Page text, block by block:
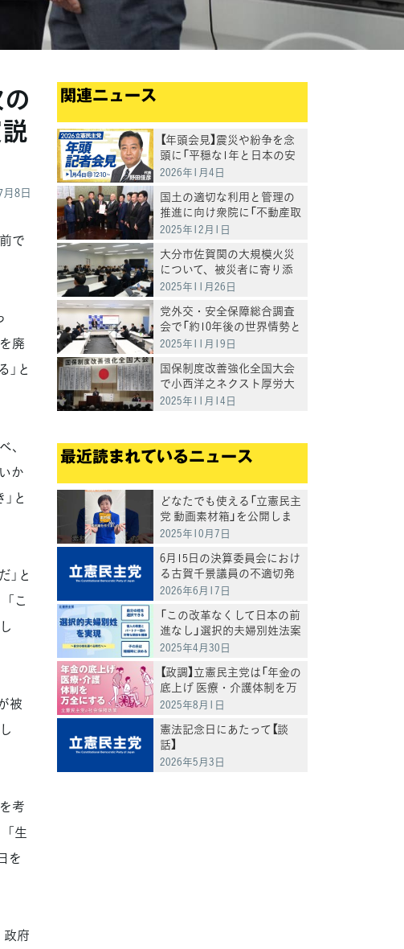
月8日
で
廃
と
か
と
と
こ
被
考
生
を
府
関連ニュース
【年頭会見】震災や紛争を念
頭に「平穏な1年と日本の安
定を」野田代表
2026年1月4日
国土の適切な利用と管理の
推進に向け衆院に「不動産取
得実態調査法案」を提出
2025年12月1日
大分市佐賀関の大規模火災
について、被災者に寄り添
った対応を求める
2025年11月26日
党外交・安全保障総合調査
会で「約10年後の世界情勢と
日本の外交戦略の在り方」に
グ
2025年11月19日
国保制度改善強化全国大会
で小西洋之ネクスト厚労大
臣があいさつ
2025年11月14日
最近読まれているニュース
どなたでも使える「立憲民主
党 動画素材箱」を公開しま
した
2025年10月7日
6月15日の決算委員会におけ
る古賀千景議員の不適切発
言と処分について
2026年6月17日
「この改革なくして日本の前
進なし」選択的夫婦別姓法案
を提出
2025年4月30日
【政調】立憲民主党は「年金の
底上げ 医療・介護体制を万
全にする」
2025年8月1日
憲法記念日にあたって【談
話】
2026年5月3日